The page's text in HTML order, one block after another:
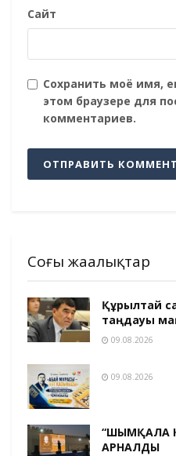
Сайт
Сохранить моё имя,
этом браузере для
комментариев.
Соңғы жаңалықтар
Құрылтай
таңдауы
09.08.2026
09.08.2026
“ШЫМҚАЛА
АРНАЛДЫ